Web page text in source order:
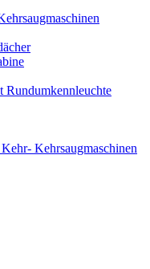
Rundumkennleuchte
Kehrsaugmaschinen